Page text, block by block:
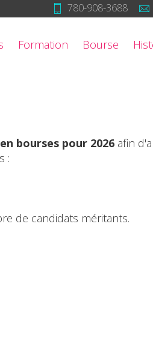
780-908-3688
Formation Bourse
bourses pour 2026 afin
:
de candidats méritants.